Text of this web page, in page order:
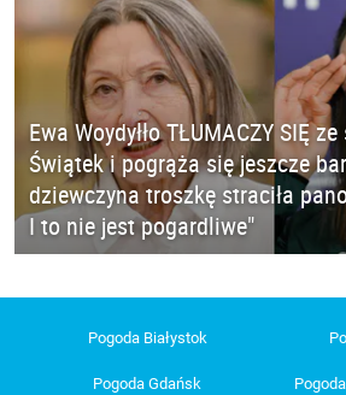
Ewa Woydyłło TŁUMACZY SIĘ
Świątek i pogrąża się jeszcze
dziewczyna troszkę straciła
I to nie jest pogardliwe"
Pogoda Białystok
Pogoda Gdańsk